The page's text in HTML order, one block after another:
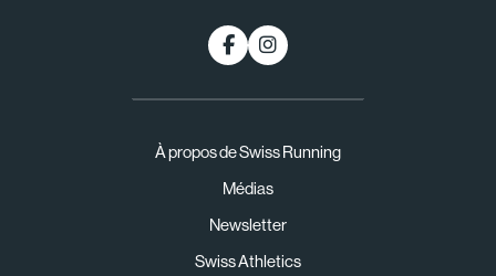
À propos de Swiss Running
Médias
Newsletter
Swiss Athletics